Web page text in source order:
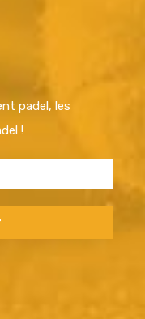
padel, les
!